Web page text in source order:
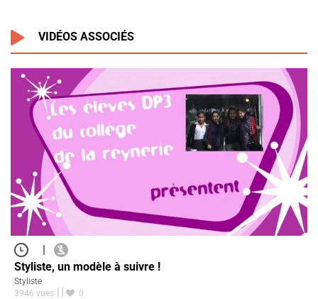
VIDÉOS ASSOCIÉS
|
Styliste, un modèle à suivre !
Styliste
3946 vues
0